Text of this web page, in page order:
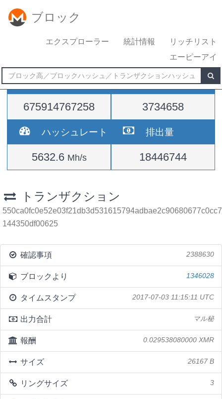
ブロック
エクスプローラー 統計情報
リッチリスト
エーピーアイ
難易度
675914767258
高さ
3734658
ハッシュレート
5632.6 Mh/s
排出量
18446744
トランザクション
550ca0fc0e52e03f21db3d531615794adbae2c90680677c0cc7
144350df00625
確認事項 2388630
ブロックより 1346028
タイムスタンプ 2017-07-03 11:15:11 UTC
出力合計 マル秘
報酬 0.029538080000 XMR
サイズ 26167 B
リングサイズ 3